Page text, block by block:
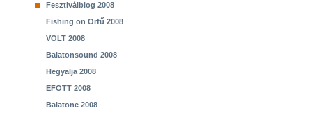
Fesztiválblog 2008
Fishing on Orfű 2008
VOLT 2008
Balatonsound 2008
Hegyalja 2008
EFOTT 2008
Balatone 2008